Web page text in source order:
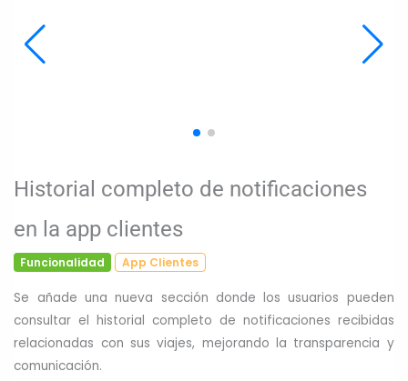
Historial completo de notificaciones
en la app clientes
Funcionalidad App Clientes
Se añade una nueva sección donde los usuarios pueden
consultar el historial completo de notificaciones recibidas
relacionadas con sus viajes, mejorando la transparencia y
comunicación.